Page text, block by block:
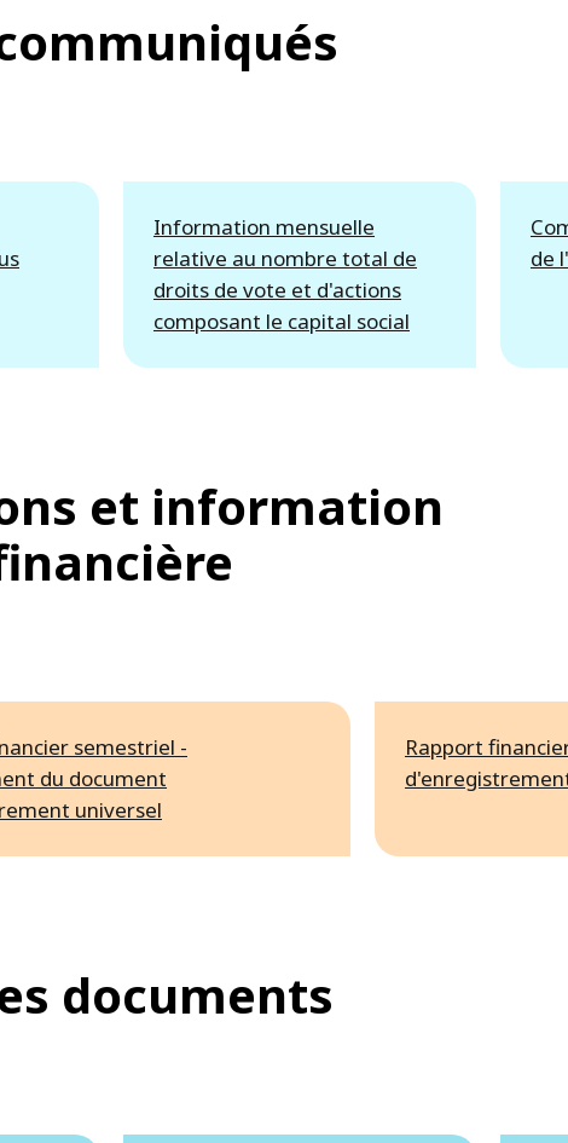
Information mensuelle
relative au nombre total de
droits de vote et d'actions
composant le capital social
de
et information
semestriel -
du document
universel
Rapport
documents